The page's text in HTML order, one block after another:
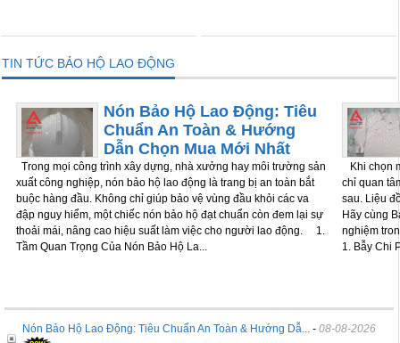
TIN TỨC BẢO HỘ LAO ĐỘNG
Nón Bảo Hộ Lao Động: Tiêu
Chuẩn An Toàn & Hướng
Dẫn Chọn Mua Mới Nhất
Trong mọi công trình xây dựng, nhà xưởng hay môi trường sản
xuất công nghiệp, nón bảo hộ lao động là trang bị an toàn bắt
buộc hàng đầu. Không chỉ giúp bảo vệ vùng đầu khỏi các va
đập nguy hiểm, một chiếc nón bảo hộ đạt chuẩn còn đem lại sự
thoải mái, nâng cao hiệu suất làm việc cho người lao động. 1.
Tầm Quan Trọng Của Nón Bảo Hộ La...
Khi chọn
chỉ quan
sau. Liệu
Hãy cùng
nghiệm
1. Bẫy Chi
Nón Bảo Hộ Lao Động: Tiêu Chuẩn An Toàn & Hướng Dẫ... - 08-08-2026